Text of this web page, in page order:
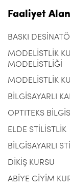
Faaliyet
BASKI
MODELİSTLİK
MODELİSTLİĞİ
MODELİSTLİK
BİLGİSAYARLI
OPTITEKS
ELDE STİLİSTLİK
BİLGİSAYARLI
DİKİŞ KURSU
ABİYE GİYİM